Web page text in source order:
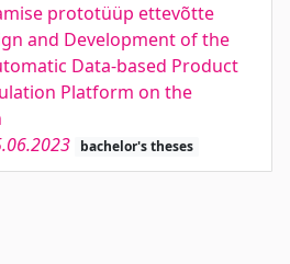
prototüüp ettevõtte
and Development of the
Data-based Product
Platform on the
bachelor's theses